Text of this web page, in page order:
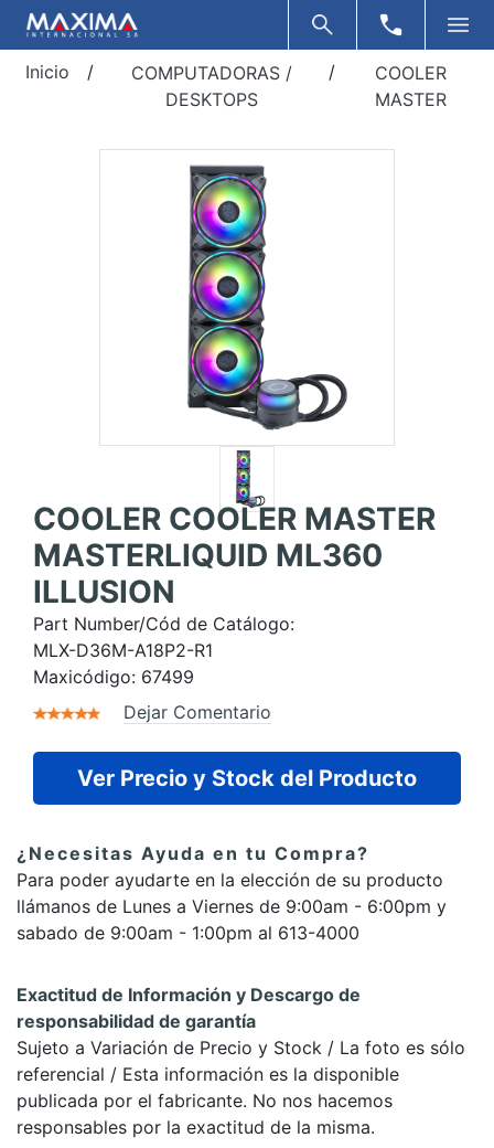
Inicio /
COMPUTADORAS /
DESKTOPS
/
COOLER
MASTER
COOLER COOLER MASTER
MASTERLIQUID ML360
ILLUSION
Part Number/Cód de Catálogo:
MLX-D36M-A18P2-R1
Maxicódigo: 67499
Dejar Comentario
Ver Precio y Stock del Producto
¿Necesitas Ayuda en tu Compra?
Para poder ayudarte en la elección de su producto
llámanos de Lunes a Viernes de 9:00am - 6:00pm y
sabado de 9:00am - 1:00pm al 613-4000
Exactitud de Información y Descargo de
responsabilidad de garantía
Sujeto a Variación de Precio y Stock / La foto es sólo
referencial / Esta información es la disponible
publicada por el fabricante. No nos hacemos
responsables por la exactitud de la misma.